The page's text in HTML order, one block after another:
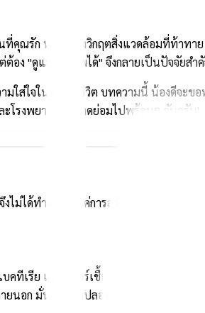
คุณรัก ท่ามกลางวิกฤตสิ่งแวดล้อมที่ท้าทาย
ง "ดูแลสุขภาพได้" จึงกลายเป็นปัจจัยสำคั
มใส่ใจในทุกอณูชีวิต บทความนี้ น้องดีจะข
โรงพยาบาลขนาดย่อมไปพร้อมๆ กันครับ!
ไม่ได้ทำหน้าที่แค่การสร้างความเย็น แต่คือ
บคทีเรีย และสปอร์เชื้อราที่ลอยปนมากับอ
นอก มั่นใจได้ว่าปลอดภัยต่อดวงตาและผิว